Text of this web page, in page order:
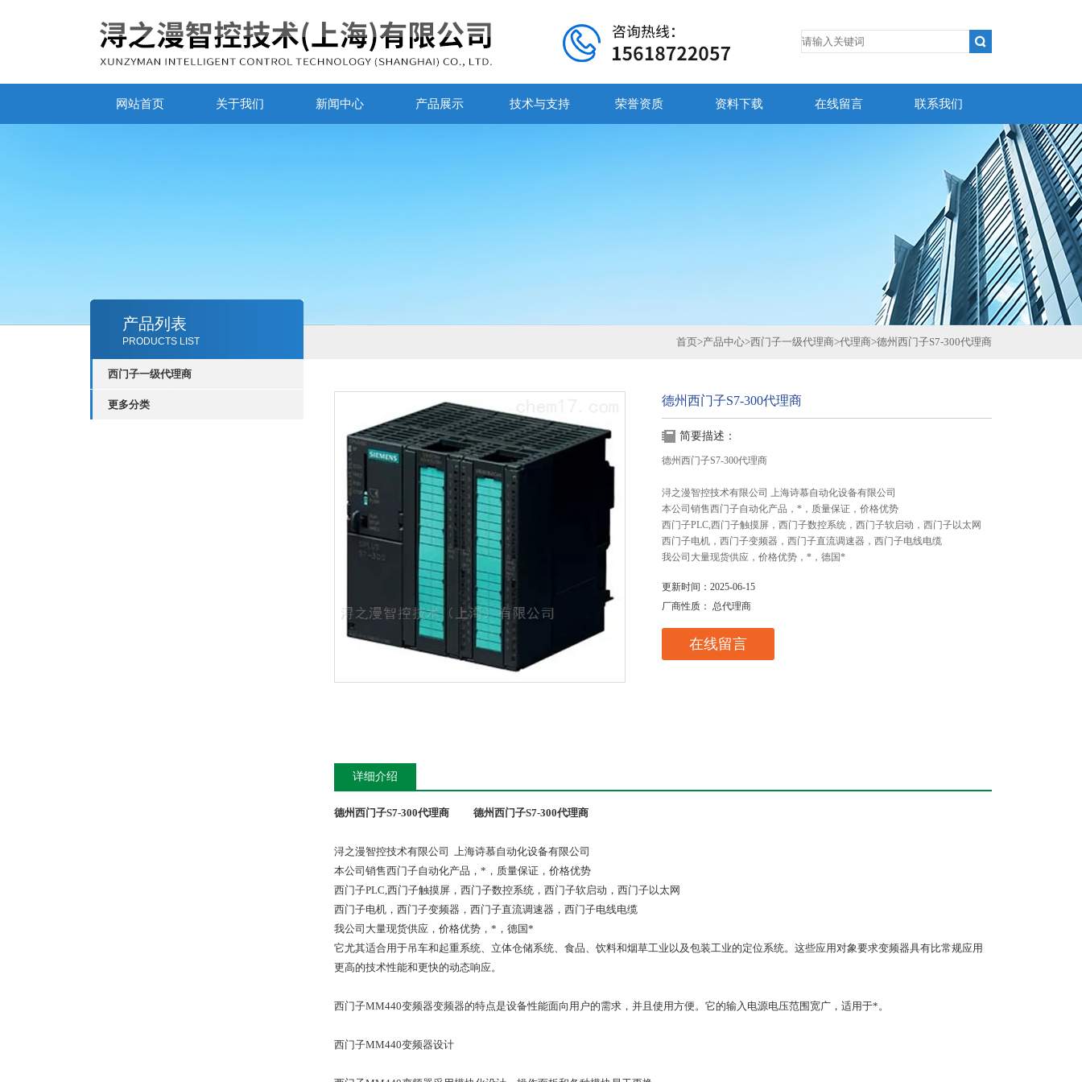
网站首页 关于我们 新闻中心 产品展示 技术与支持 荣誉资质 资料下载 在线留言 联系我们
产品列表
PRODUCTS LIST
西门子一级代理商
更多分类
首页>产品中心>西门子一级代理商>代理商>德州西门子S7-300代理商
德州西门子S7-300代理商
简要描述：
德州西门子S7-300代理商
浔之漫智控技术有限公司 上海诗慕自动化设备有限公司
本公司销售西门子自动化产品，*，质量保证，价格优势
西门子PLC,西门子触摸屏，西门子数控系统，西门子软启动，西门子以太网
西门子电机，西门子变频器，西门子直流调速器，西门子电线电缆
我公司大量现货供应，价格优势，*，德国*
更新时间：2025-06-15
厂商性质： 总代理商
在线留言
详细介绍
德州西门子S7-300代理商 德州西门子S7-300代理商
浔之漫智控技术有限公司 上海诗慕自动化设备有限公司
本公司销售西门子自动化产品，*，质量保证，价格优势
西门子PLC,西门子触摸屏，西门子数控系统，西门子软启动，西门子以太网
西门子电机，西门子变频器，西门子直流调速器，西门子电线电缆
我公司大量现货供应，价格优势，*，德国*
它尤其适合用于吊车和起重系统、立体仓储系统、食品、饮料和烟草工业以及包装工业的定位系统。这些应用对象要求变频器具有比常规应用
更高的技术性能和更快的动态响应。
西门子MM440变频器变频器的特点是设备性能面向用户的需求，并且使用方便。它的输入电源电压范围宽广，适用于*。
西门子MM440变频器设计